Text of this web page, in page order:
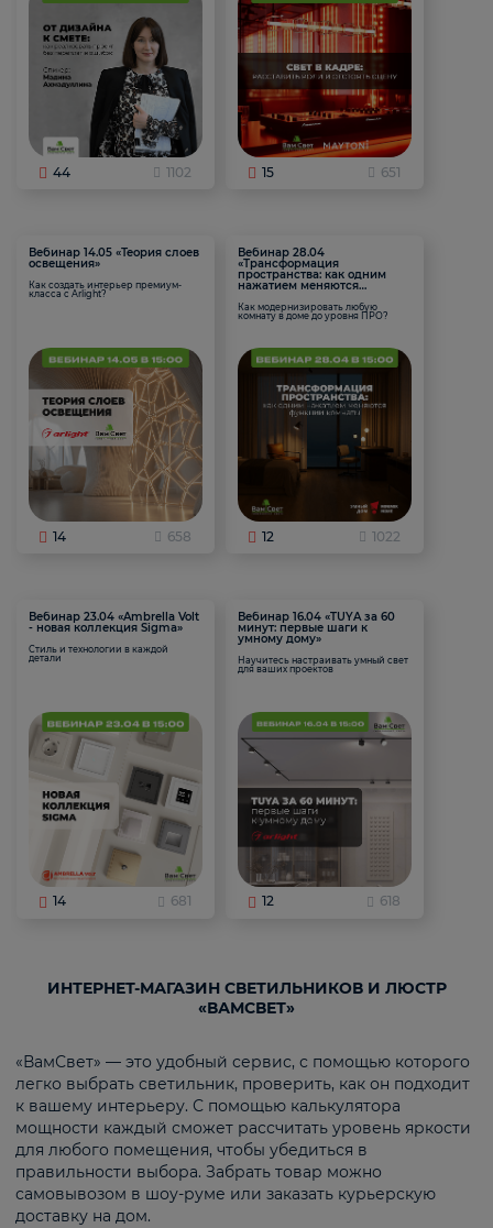
44 1102 15 651
Вебинар 14.05 «Теория слоев
освещения»
Как создать интерьер премиум-
класса с Arlight?
14 658
Вебинар 28.04
«Трансформация
пространства: как одним
нажатием меняются
Как модернизировать любую
комнату в доме до уровня ПРО?
12 1022
Вебинар 23.04 «Ambrella Volt
- новая коллекция Sigma»
Стиль и технологии в каждой
детали
14 681
Вебинар 16.04 «TUYA за 60
минут: первые шаги к
умному дому»
Научитесь настраивать умный свет
для ваших проектов
12 618
ИНТЕРНЕТ-МАГАЗИН СВЕТИЛЬНИКОВ И ЛЮСТР
«ВАМСВЕТ»
«ВамСвет» — это удобный сервис, с помощью которого
легко выбрать светильник, проверить, как он подходит
к вашему интерьеру. С помощью калькулятора
мощности каждый сможет рассчитать уровень яркости
для любого помещения, чтобы убедиться в
правильности выбора. Забрать товар можно
самовывозом в шоу-руме или заказать курьерскую
доставку на дом.